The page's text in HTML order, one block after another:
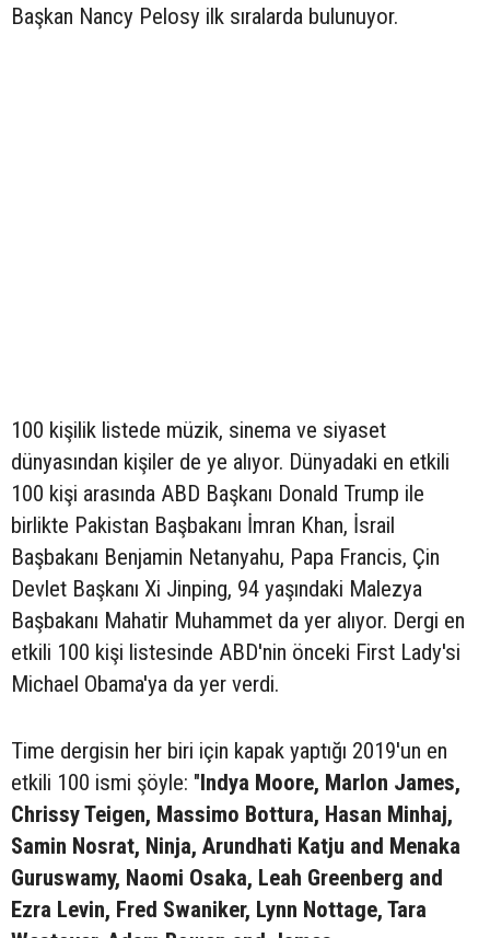
Başkan Nancy Pelosy ilk sıralarda bulunuyor.
100 kişilik listede müzik, sinema ve siyaset
dünyasından kişiler de ye alıyor. Dünyadaki en etkili
100 kişi arasında ABD Başkanı Donald Trump ile
birlikte Pakistan Başbakanı İmran Khan, İsrail
Başbakanı Benjamin Netanyahu, Papa Francis, Çin
Devlet Başkanı Xi Jinping, 94 yaşındaki Malezya
Başbakanı Mahatir Muhammet da yer alıyor. Dergi en
etkili 100 kişi listesinde ABD'nin önceki First Lady'si
Michael Obama'ya da yer verdi.
Time dergisin her biri için kapak yaptığı 2019'un en
etkili 100 ismi şöyle: "Indya Moore, Marlon James,
Chrissy Teigen, Massimo Bottura, Hasan Minhaj,
Samin Nosrat, Ninja, Arundhati Katju and Menaka
Guruswamy, Naomi Osaka, Leah Greenberg and
Ezra Levin, Fred Swaniker, Lynn Nottage, Tara